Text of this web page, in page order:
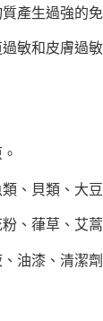
產生過強的
敏和皮膚過敏
、貝類、大豆
、葎草、艾
油漆、清潔